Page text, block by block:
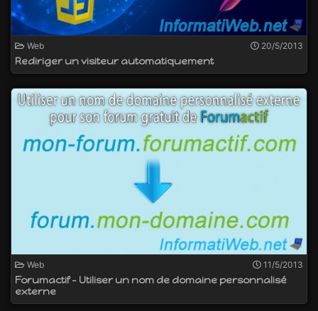
Web 20/5/2013
Rediriger un visiteur automatiquement
Web 11/5/2013
Forumactif - Utiliser un nom de domaine personnalisé
externe